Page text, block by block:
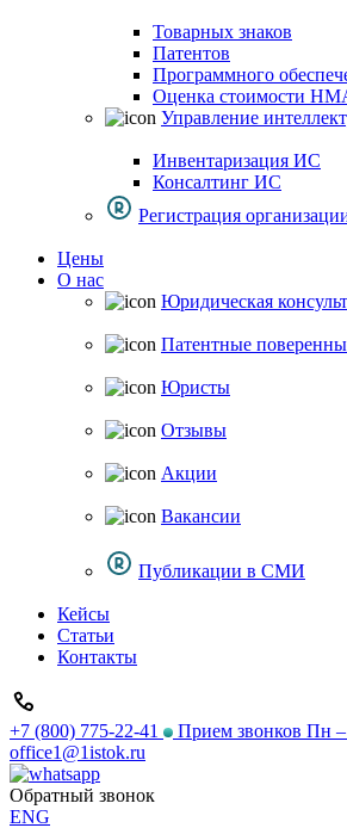
Товарных знаков
Патентов
Программного
Оценка стоимости
Управление
Инвентаризация ИС
Консалтинг ИС
Регистрация
Цены
О нас
Юридическая
Патентные
Юристы
Отзывы
Акции
Вакансии
Публикации в СМИ
Кейсы
Статьи
Контакты
+7 (800) 775-22-41
Прием звонков Пн
office1@1istok.ru
Обратный звонок
ENG